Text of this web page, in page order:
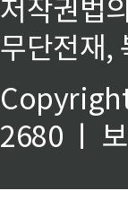
저작권법
무단전재,
2680 ㅣ